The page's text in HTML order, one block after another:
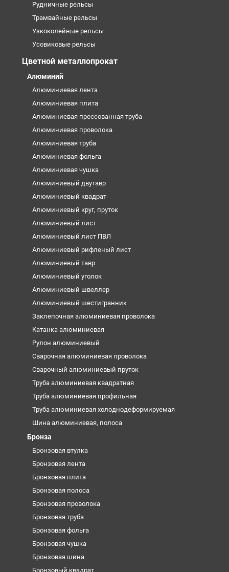
Рудничные рельсы
Трамвайные рельсы
Узкоколейные рельсы
Усовиковые рельсы
Цветной металлопрокат
Алюминий
Алюминиевая лента
Алюминиевая плита
Алюминиевая прессованная труба
Алюминиевая проволока
Алюминиевая труба
Алюминиевая фольга
Алюминиевая чушка
Алюминиевый двутавр
Алюминиевый квадрат
Алюминиевый круг, пруток
Алюминиевый лист
Алюминиевый лист ПВЛ
Алюминиевый рифленый лист
Алюминиевый тавр
Алюминиевый уголок
Алюминиевый швеллер
Алюминиевый шестигранник
Заклепочная алюминиевая проволока
Катанка алюминиевая
Рулон алюминиевый
Сварочная алюминиевая проволока
Сварочный алюминиевый пруток
Труба алюминиевая квадратная
Труба алюминиевая профильная
Труба алюминиевая холоднодеформируемая
Шина алюминиевая, полоса
Бронза
Бронзовая втулка
Бронзовая лента
Бронзовая плита
Бронзовая полоса
Бронзовая проволока
Бронзовая труба
Бронзовая фольга
Бронзовая чушка
Бронзовая шина
Бронзовый квадрат